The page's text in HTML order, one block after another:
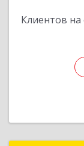
Клиентов